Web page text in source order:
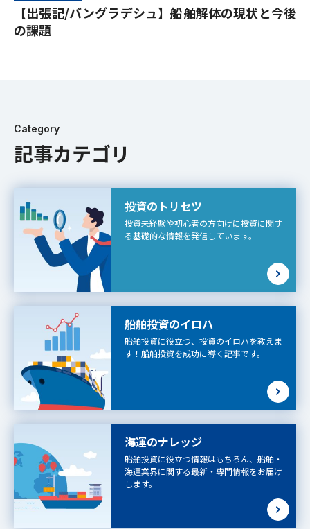
【出張記/バングラデシュ】船舶解体の現状と今後
の課題
Category
記事カテゴリ
投資のトリセツ
投資未経験や初心者の方向けに投資に関す
る基礎的な情報を発信しています。
船舶投資のイロハ
船舶投資に役立つ、投資のイロハを教えま
す！船舶投資を成功に導く記事です。
海運のナレッジ
船舶投資に役立つ情報はもちろん、船舶・
海運業界に関する最新・専門情報をお届け
します。